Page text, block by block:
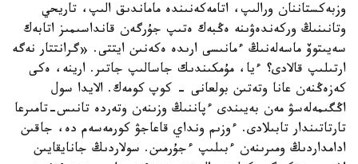
وزبەكستاننان ورالىپ، اتامەكەنىندە ماماندىق الىپ، تاريحي
وتانىنىڭ وركەندەۋىنە ەڭبەك ەتىپ جۇرگەن قانداسىمىز اتابەك
سەيىتوۆ ماسەلەنىڭ ءمانىسى ارىدە ەكەنىن ايتتى. «گرانتتار نەگە
ارتىلىپ قالادى؟ ءيا، مۇمكىندىك جاسالىپ جاتىر. ارينە، ەكى
كەزەڭنەن عانا وتەتىن بولعانى - كوپ كومەك. الايدا سول
اڭگىمەلەسۋ مەن بەيىندى ءپاننىڭ وزىنەن وتەردە تانىس-تامىرعا
تارتاتىندار تابىلادى. ءوزىم ونداي قاعاجۋ كورمەسەم دە، جاقىن
ادامداردىڭ ومىرىنەن ءبىلىپ ءجۇرمىن. سولاردىڭ جانايقايىن